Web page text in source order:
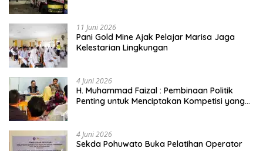
11 Juni 2026
Pani Gold Mine Ajak Pelajar Marisa Jaga
Kelestarian Lingkungan
4 Juni 2026
H. Muhammad Faizal : Pembinaan Politik
Penting untuk Menciptakan Kompetisi yang
4 Juni 2026
Sekda Pohuwato Buka Pelatihan Operator